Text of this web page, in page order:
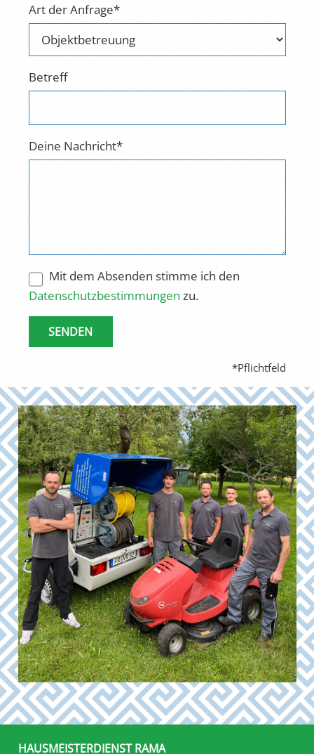
Art der Anfrage*
Betreff
Deine Nachricht*
Mit dem Absenden stimme ich den
Datenschutzbestimmungen zu.
*Pflichtfeld
HAUSMEISTERDIENST RAMA